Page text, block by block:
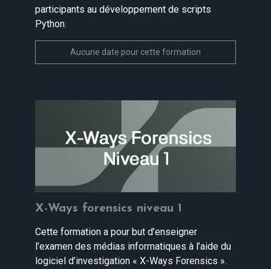
participants au développement de scripts
Python.
Aucune date pour cette formation
X-Ways forensics niveau 1
Cette formation a pour but d’enseigner
l’examen des médias informatiques à l’aide du
logiciel d’investigation « X-Ways Forensics ».